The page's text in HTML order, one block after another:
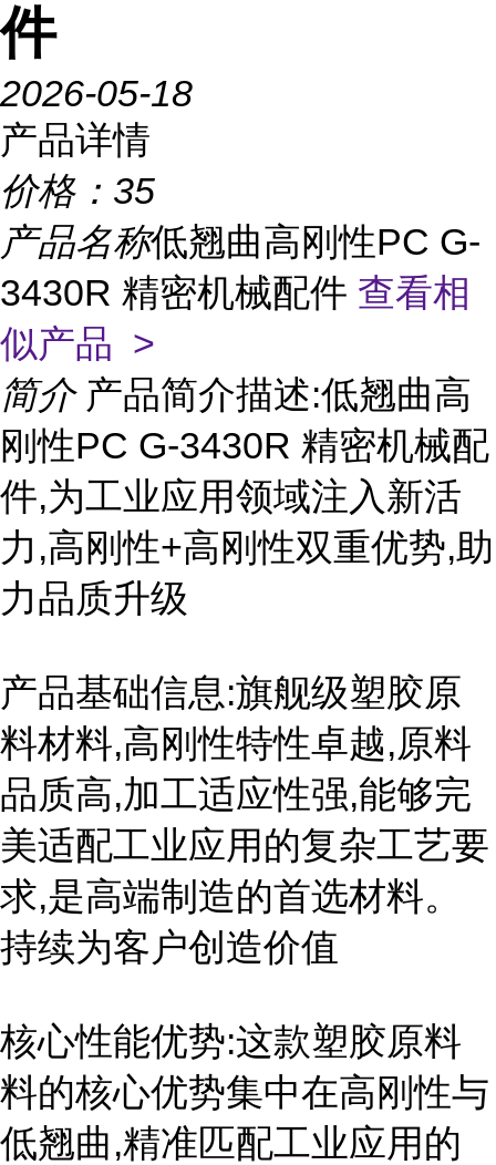
件
2026-05-18
产品详情
价格： 35
产品名称低翘曲高刚性PC G-
3430R 精密机械配件 查看相
似产品 >
简介 产品简介描述:低翘曲高
刚性PC G-3430R 精密机械配
件,为工业应用领域注入新活
力,高刚性+高刚性双重优势,助
力品质升级
产品基础信息:旗舰级塑胶原
料材料,高刚性特性卓越,原料
品质高,加工适应性强,能够完
美适配工业应用的复杂工艺要
求,是高端制造的首选材料。
持续为客户创造价值
核心性能优势:这款塑胶原料
料的核心优势集中在高刚性与
低翘曲,精准匹配工业应用的